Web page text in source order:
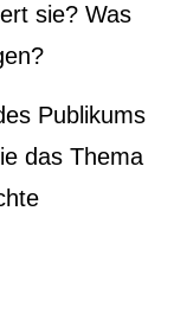
sie? Was
Publikums
das Thema